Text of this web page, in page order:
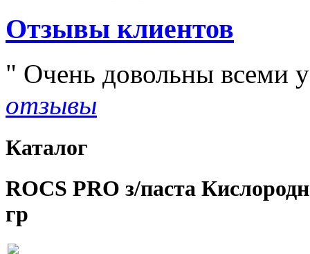
Отзывы клиентов
Очень довольны всеми
отзывы
Каталог
ROCS PRO з/паста
гр